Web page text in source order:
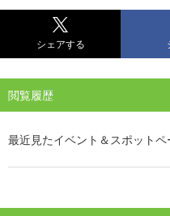
シェアする
閲覧履歴
最近見たイベント＆スポットペ